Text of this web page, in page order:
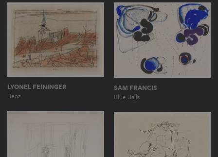
LYONEL FEININGER
Benz
SAM FRANCIS
Blue Balls